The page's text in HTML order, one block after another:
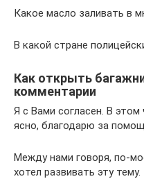
Какое масло заливать в
В какой стране
Как открыть
комментарии
Я с Вами согласен. В
ясно, благодарю за
Между нами говоря, по-
хотел развивать эту тему.